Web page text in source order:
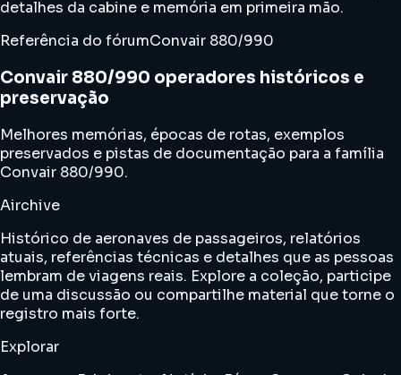
detalhes da cabine e memória em primeira mão.
Referência do fórumConvair 880/990
Convair 880/990 operadores históricos e
preservação
Melhores memórias, épocas de rotas, exemplos
preservados e pistas de documentação para a família
Convair 880/990.
Airchive
Histórico de aeronaves de passageiros, relatórios
atuais, referências técnicas e detalhes que as pessoas
lembram de viagens reais. Explore a coleção, participe
de uma discussão ou compartilhe material que torne o
registro mais forte.
Explorar